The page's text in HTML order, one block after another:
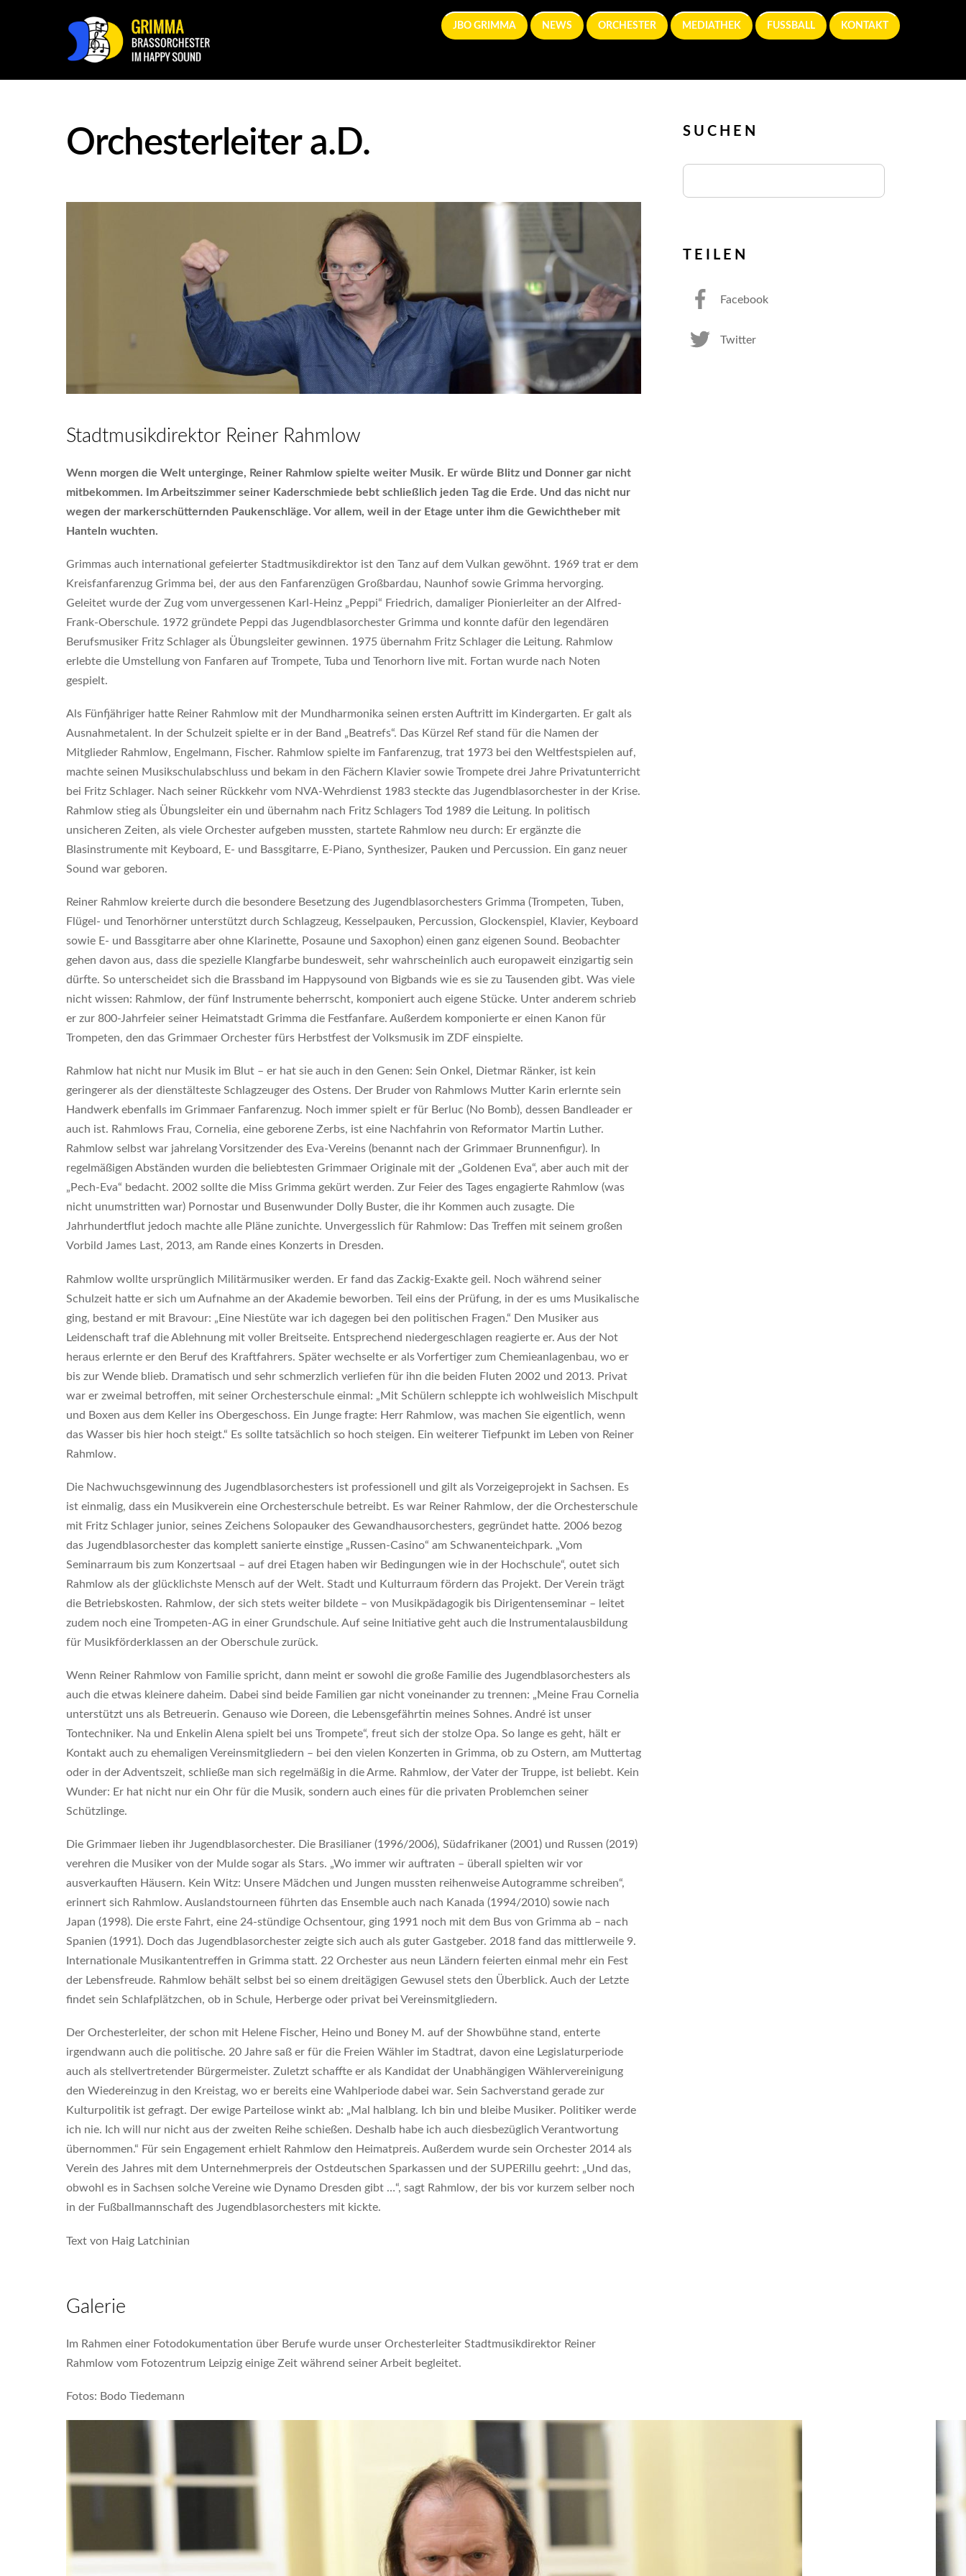
JBO GRIMMA NEWS ORCHESTER MEDIATHEK FUSSBALL KONTAKT
Orchesterleiter a.D.
Stadtmusikdirektor Reiner Rahmlow
Wenn morgen die Welt unterginge, Reiner Rahmlow spielte weiter Musik. Er würde Blitz und Donner gar nicht
mitbekommen. Im Arbeitszimmer seiner Kaderschmiede bebt schließlich jeden Tag die Erde. Und das nicht nur
wegen der markerschütternden Paukenschläge. Vor allem, weil in der Etage unter ihm die Gewichtheber mit
Hanteln wuchten.
Grimmas auch international gefeierter Stadtmusikdirektor ist den Tanz auf dem Vulkan gewöhnt. 1969 trat er dem
Kreisfanfarenzug Grimma bei, der aus den Fanfarenzügen Großbardau, Naunhof sowie Grimma hervorging.
Geleitet wurde der Zug vom unvergessenen Karl-Heinz „Peppi“ Friedrich, damaliger Pionierleiter an der Alfred-
Frank-Oberschule. 1972 gründete Peppi das Jugendblasorchester Grimma und konnte dafür den legendären
Berufsmusiker Fritz Schlager als Übungsleiter gewinnen. 1975 übernahm Fritz Schlager die Leitung. Rahmlow
erlebte die Umstellung von Fanfaren auf Trompete, Tuba und Tenorhorn live mit. Fortan wurde nach Noten
gespielt.
Als Fünfjähriger hatte Reiner Rahmlow mit der Mundharmonika seinen ersten Auftritt im Kindergarten. Er galt als
Ausnahmetalent. In der Schulzeit spielte er in der Band „Beatrefs“. Das Kürzel Ref stand für die Namen der
Mitglieder Rahmlow, Engelmann, Fischer. Rahmlow spielte im Fanfarenzug, trat 1973 bei den Weltfestspielen auf,
machte seinen Musikschulabschluss und bekam in den Fächern Klavier sowie Trompete drei Jahre Privatunterricht
bei Fritz Schlager. Nach seiner Rückkehr vom NVA-Wehrdienst 1983 steckte das Jugendblasorchester in der Krise.
Rahmlow stieg als Übungsleiter ein und übernahm nach Fritz Schlagers Tod 1989 die Leitung. In politisch
unsicheren Zeiten, als viele Orchester aufgeben mussten, startete Rahmlow neu durch: Er ergänzte die
Blasinstrumente mit Keyboard, E- und Bassgitarre, E-Piano, Synthesizer, Pauken und Percussion. Ein ganz neuer
Sound war geboren.
Reiner Rahmlow kreierte durch die besondere Besetzung des Jugendblasorchesters Grimma (Trompeten, Tuben,
Flügel- und Tenorhörner unterstützt durch Schlagzeug, Kesselpauken, Percussion, Glockenspiel, Klavier, Keyboard
sowie E- und Bassgitarre aber ohne Klarinette, Posaune und Saxophon) einen ganz eigenen Sound. Beobachter
gehen davon aus, dass die spezielle Klangfarbe bundesweit, sehr wahrscheinlich auch europaweit einzigartig sein
dürfte. So unterscheidet sich die Brassband im Happysound von Bigbands wie es sie zu Tausenden gibt. Was viele
nicht wissen: Rahmlow, der fünf Instrumente beherrscht, komponiert auch eigene Stücke. Unter anderem schrieb
er zur 800-Jahrfeier seiner Heimatstadt Grimma die Festfanfare. Außerdem komponierte er einen Kanon für
Trompeten, den das Grimmaer Orchester fürs Herbstfest der Volksmusik im ZDF einspielte.
Rahmlow hat nicht nur Musik im Blut – er hat sie auch in den Genen: Sein Onkel, Dietmar Ränker, ist kein
geringerer als der dienstälteste Schlagzeuger des Ostens. Der Bruder von Rahmlows Mutter Karin erlernte sein
Handwerk ebenfalls im Grimmaer Fanfarenzug. Noch immer spielt er für Berluc (No Bomb), dessen Bandleader er
auch ist. Rahmlows Frau, Cornelia, eine geborene Zerbs, ist eine Nachfahrin von Reformator Martin Luther.
Rahmlow selbst war jahrelang Vorsitzender des Eva-Vereins (benannt nach der Grimmaer Brunnenfigur). In
regelmäßigen Abständen wurden die beliebtesten Grimmaer Originale mit der „Goldenen Eva“, aber auch mit der
„Pech-Eva“ bedacht. 2002 sollte die Miss Grimma gekürt werden. Zur Feier des Tages engagierte Rahmlow (was
nicht unumstritten war) Pornostar und Busenwunder Dolly Buster, die ihr Kommen auch zusagte. Die
Jahrhundertflut jedoch machte alle Pläne zunichte. Unvergesslich für Rahmlow: Das Treffen mit seinem großen
Vorbild James Last, 2013, am Rande eines Konzerts in Dresden.
Rahmlow wollte ursprünglich Militärmusiker werden. Er fand das Zackig-Exakte geil. Noch während seiner
Schulzeit hatte er sich um Aufnahme an der Akademie beworben. Teil eins der Prüfung, in der es ums Musikalische
ging, bestand er mit Bravour: „Eine Niestüte war ich dagegen bei den politischen Fragen.“ Den Musiker aus
Leidenschaft traf die Ablehnung mit voller Breitseite. Entsprechend niedergeschlagen reagierte er. Aus der Not
heraus erlernte er den Beruf des Kraftfahrers. Später wechselte er als Vorfertiger zum Chemieanlagenbau, wo er
bis zur Wende blieb. Dramatisch und sehr schmerzlich verliefen für ihn die beiden Fluten 2002 und 2013. Privat
war er zweimal betroffen, mit seiner Orchesterschule einmal: „Mit Schülern schleppte ich wohlweislich Mischpult
und Boxen aus dem Keller ins Obergeschoss. Ein Junge fragte: Herr Rahmlow, was machen Sie eigentlich, wenn
das Wasser bis hier hoch steigt.“ Es sollte tatsächlich so hoch steigen. Ein weiterer Tiefpunkt im Leben von Reiner
Rahmlow.
Die Nachwuchsgewinnung des Jugendblasorchesters ist professionell und gilt als Vorzeigeprojekt in Sachsen. Es
ist einmalig, dass ein Musikverein eine Orchesterschule betreibt. Es war Reiner Rahmlow, der die Orchesterschule
mit Fritz Schlager junior, seines Zeichens Solopauker des Gewandhausorchesters, gegründet hatte. 2006 bezog
das Jugendblasorchester das komplett sanierte einstige „Russen-Casino“ am Schwanenteichpark. „Vom
Seminarraum bis zum Konzertsaal – auf drei Etagen haben wir Bedingungen wie in der Hochschule“, outet sich
Rahmlow als der glücklichste Mensch auf der Welt. Stadt und Kulturraum fördern das Projekt. Der Verein trägt
die Betriebskosten. Rahmlow, der sich stets weiter bildete – von Musikpädagogik bis Dirigentenseminar – leitet
zudem noch eine Trompeten-AG in einer Grundschule. Auf seine Initiative geht auch die Instrumentalausbildung
für Musikförderklassen an der Oberschule zurück.
Wenn Reiner Rahmlow von Familie spricht, dann meint er sowohl die große Familie des Jugendblasorchesters als
auch die etwas kleinere daheim. Dabei sind beide Familien gar nicht voneinander zu trennen: „Meine Frau Cornelia
unterstützt uns als Betreuerin. Genauso wie Doreen, die Lebensgefährtin meines Sohnes. André ist unser
Tontechniker. Na und Enkelin Alena spielt bei uns Trompete“, freut sich der stolze Opa. So lange es geht, hält er
Kontakt auch zu ehemaligen Vereinsmitgliedern – bei den vielen Konzerten in Grimma, ob zu Ostern, am Muttertag
oder in der Adventszeit, schließe man sich regelmäßig in die Arme. Rahmlow, der Vater der Truppe, ist beliebt. Kein
Wunder: Er hat nicht nur ein Ohr für die Musik, sondern auch eines für die privaten Problemchen seiner
Schützlinge.
Die Grimmaer lieben ihr Jugendblasorchester. Die Brasilianer (1996/2006), Südafrikaner (2001) und Russen (2019)
verehren die Musiker von der Mulde sogar als Stars. „Wo immer wir auftraten – überall spielten wir vor
ausverkauften Häusern. Kein Witz: Unsere Mädchen und Jungen mussten reihenweise Autogramme schreiben“,
erinnert sich Rahmlow. Auslandstourneen führten das Ensemble auch nach Kanada (1994/2010) sowie nach
Japan (1998). Die erste Fahrt, eine 24-stündige Ochsentour, ging 1991 noch mit dem Bus von Grimma ab – nach
Spanien (1991). Doch das Jugendblasorchester zeigte sich auch als guter Gastgeber. 2018 fand das mittlerweile 9.
Internationale Musikantentreffen in Grimma statt. 22 Orchester aus neun Ländern feierten einmal mehr ein Fest
der Lebensfreude. Rahmlow behält selbst bei so einem dreitägigen Gewusel stets den Überblick. Auch der Letzte
findet sein Schlafplätzchen, ob in Schule, Herberge oder privat bei Vereinsmitgliedern.
Der Orchesterleiter, der schon mit Helene Fischer, Heino und Boney M. auf der Showbühne stand, enterte
irgendwann auch die politische. 20 Jahre saß er für die Freien Wähler im Stadtrat, davon eine Legislaturperiode
auch als stellvertretender Bürgermeister. Zuletzt schaffte er als Kandidat der Unabhängigen Wählervereinigung
den Wiedereinzug in den Kreistag, wo er bereits eine Wahlperiode dabei war. Sein Sachverstand gerade zur
Kulturpolitik ist gefragt. Der ewige Parteilose winkt ab: „Mal halblang. Ich bin und bleibe Musiker. Politiker werde
ich nie. Ich will nur nicht aus der zweiten Reihe schießen. Deshalb habe ich auch diesbezüglich Verantwortung
übernommen.“ Für sein Engagement erhielt Rahmlow den Heimatpreis. Außerdem wurde sein Orchester 2014 als
Verein des Jahres mit dem Unternehmerpreis der Ostdeutschen Sparkassen und der SUPERillu geehrt: „Und das,
obwohl es in Sachsen solche Vereine wie Dynamo Dresden gibt …“, sagt Rahmlow, der bis vor kurzem selber noch
in der Fußballmannschaft des Jugendblasorchesters mit kickte.
Text von Haig Latchinian
Galerie
Im Rahmen einer Fotodokumentation über Berufe wurde unser Orchesterleiter Stadtmusikdirektor Reiner
Rahmlow vom Fotozentrum Leipzig einige Zeit während seiner Arbeit begleitet.
Fotos: Bodo Tiedemann
SUCHEN
TEILEN
Facebook
Twitter